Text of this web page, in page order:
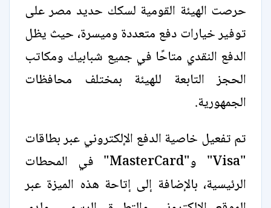
حرصت الهيئة القومية لسكك حديد مصر على
توفير خيارات دفع متعددة وميسرة، حيث يظل
الدفع النقدي متاحًا في جميع شبابيك ومكاتب
الحجز التابعة للهيئة بمختلف محافظات
الجمهورية.
تم تفعيل خاصية الدفع الإلكتروني عبر بطاقات
"Visa" و"MasterCard" في المحطات
الرئيسية، بالإضافة إلى إتاحة هذه الميزة عبر